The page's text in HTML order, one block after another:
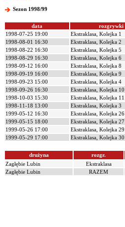
Sezon 1998/99
data rozgrywki
1998-07-25 19:00
Ekstraklasa, Kolejka 1
1998-08-01 16:30
Ekstraklasa, Kolejka 2
1998-08-22 16:30
Ekstraklasa, Kolejka 5
1998-08-29 16:30
Ekstraklasa, Kolejka 6
1998-09-12 16:00
Ekstraklasa, Kolejka 8
1998-09-19 16:00
Ekstraklasa, Kolejka 9
1998-09-23 15:00
Ekstraklasa, Kolejka 4
1998-09-26 16:30
Ekstraklasa, Kolejka 10
1998-10-03 15:30
Ekstraklasa, Kolejka 11
1998-11-18 13:00
Ekstraklasa, Kolejka 3
1999-05-12 16:30
Ekstraklasa, Kolejka 26
1999-05-15 18:00
Ekstraklasa, Kolejka 27
1999-05-26 17:00
Ekstraklasa, Kolejka 29
1999-05-29 17:00
Ekstraklasa, Kolejka 30
drużyna rozgr.
Zagłębie Lubin
Ekstraklasa
Zagłębie Lubin
RAZEM